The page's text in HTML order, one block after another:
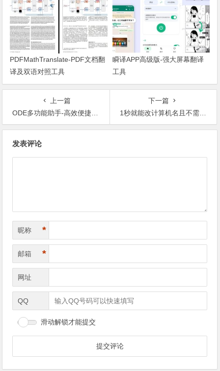
PDFMathTranslate-PDF文档翻
译及双语对照工具
瞬译APP高级版-强大屏幕翻译
工具
上一篇
ODE多功能助手-高效便捷的百度网盘辅助下载工具
下一篇
1秒就能改计算机名且不需要重启的工具
发表评论
昵称 *
邮箱 *
网址
QQ
滑动解锁才能提交